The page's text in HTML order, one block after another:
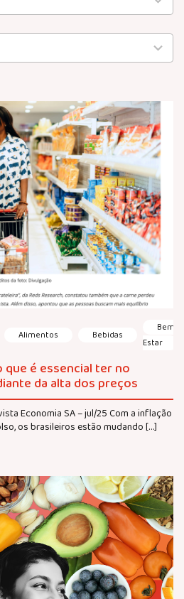
Alimentos Bebidas
Bem
Estar
que é essencial ter no
da alta dos preços
Economia SA – jul/25 Com a inflação
os brasileiros estão mudando […]